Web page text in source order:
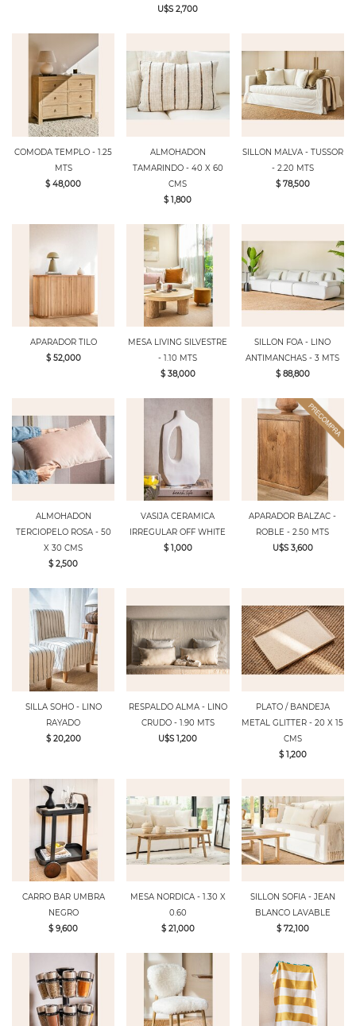
U$S 2,700
COMODA TEMPLO - 1.25
MTS
$ 48,000
ALMOHADON
TAMARINDO - 40 X 60
CMS
$ 1,800
SILLON MALVA - TUSSOR
- 2.20 MTS
$ 78,500
APARADOR TILO
$ 52,000
MESA LIVING SILVESTRE
- 1.10 MTS
$ 38,000
SILLON FOA - LINO
ANTIMANCHAS - 3 MTS
$ 88,800
ALMOHADON
TERCIOPELO ROSA - 50
X 30 CMS
$ 2,500
VASIJA CERAMICA
IRREGULAR OFF WHITE
$ 1,000
APARADOR BALZAC -
ROBLE - 2.50 MTS
U$S 3,600
SILLA SOHO - LINO
RAYADO
$ 20,200
RESPALDO ALMA - LINO
CRUDO - 1.90 MTS
U$S 1,200
PLATO / BANDEJA
METAL GLITTER - 20 X 15
CMS
$ 1,200
CARRO BAR UMBRA
NEGRO
$ 9,600
MESA NORDICA - 1.30 X
0.60
$ 21,000
SILLON SOFIA - JEAN
BLANCO LAVABLE
$ 72,100